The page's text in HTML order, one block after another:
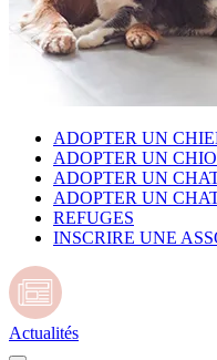
ADOPTER UN
ADOPTER UN
ADOPTER UN
ADOPTER UN
REFUGES
INSCRIRE UNE
Actualités